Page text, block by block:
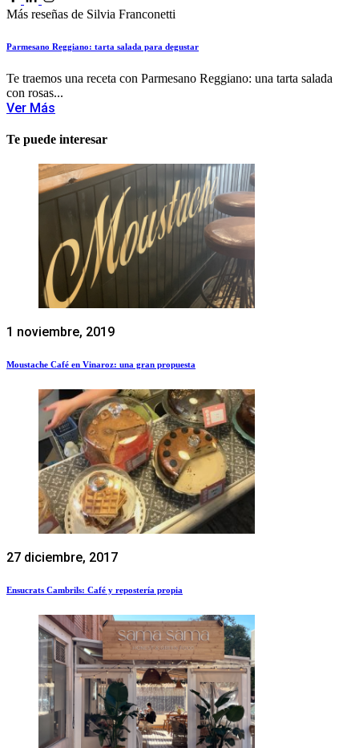
Más reseñas de Silvia Franconetti
Parmesano Reggiano: tarta salada para degustar
Te traemos una receta con Parmesano Reggiano: una tarta salada
con rosas...
Ver Más
Te puede interesar
1 noviembre, 2019
Moustache Café en Vinaroz: una gran propuesta
27 diciembre, 2017
Ensucrats Cambrils: Café y repostería propia